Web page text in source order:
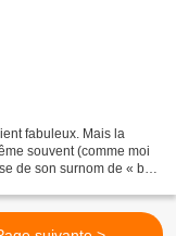
fabuleux. Mais la
souvent (comme moi
de son surnom de « blé